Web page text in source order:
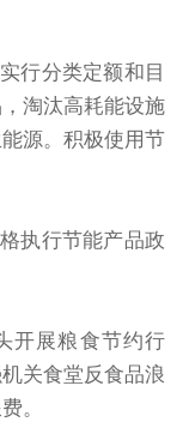
行分类定额和目
淘汰高耗能设施
源。积极使用节
执行节能产品政
开展粮食节约行
关食堂反食品浪
。